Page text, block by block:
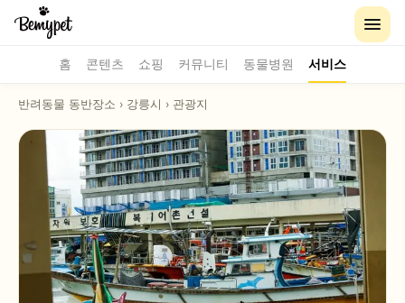
홈 콘텐츠 쇼핑 커뮤니티 동물병원 서비스
반려동물 동반장소 › 강릉시 › 관광지